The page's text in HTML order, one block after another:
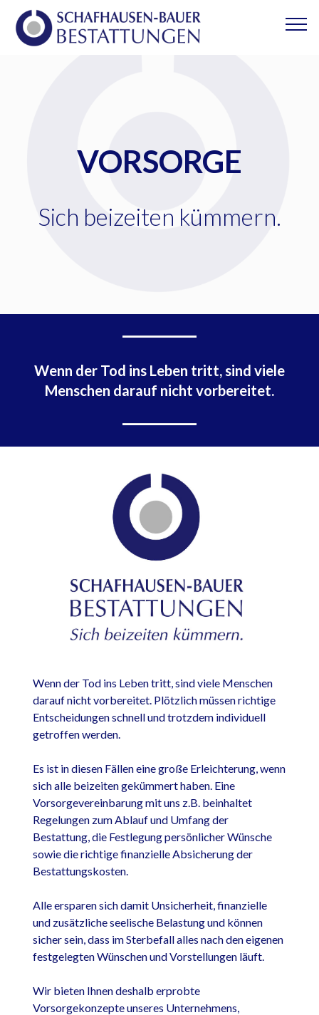
VORSORGE
Sich beizeiten kümmern.
Wenn der Tod ins Leben tritt, sind viele
Menschen darauf nicht vorbereitet.
Wenn der Tod ins Leben tritt, sind viele Menschen
darauf nicht vorbereitet. Plötzlich müssen richtige
Entscheidungen schnell und trotzdem individuell
getroffen werden.
Es ist in diesen Fällen eine große Erleichterung, wenn
sich alle beizeiten gekümmert haben. Eine
Vorsorgevereinbarung mit uns z.B. beinhaltet
Regelungen zum Ablauf und Umfang der
Bestattung, die Festlegung persönlicher Wünsche
sowie die richtige finanzielle Absicherung der
Bestattungskosten.
Alle ersparen sich damit Unsicherheit, finanzielle
und zusätzliche seelische Belastung und können
sicher sein, dass im Sterbefall alles nach den eigenen
festgelegten Wünschen und Vorstellungen läuft.
Wir bieten Ihnen deshalb erprobte
Vorsorgekonzepte unseres Unternehmens,